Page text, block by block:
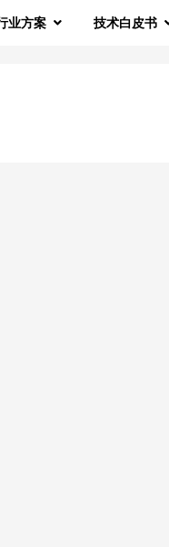
业方案 技术白皮书